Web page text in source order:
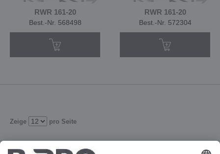
RWR 161-20
Best.-Nr. 568498
RWR 161-20
Best.-Nr. 572304
Zeige pro Seite